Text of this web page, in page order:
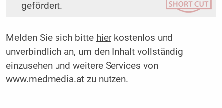
gefördert.
Melden Sie sich bitte hierkostenlos und
unverbindlich an, um den Inhalt vollständig
einzusehen und weitere Services von
www.medmedia.at zu nutzen.